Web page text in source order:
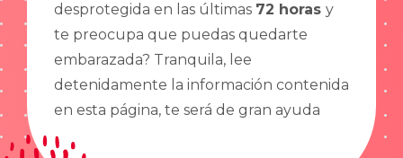
desprotegida en las últimas 72 horas y
te preocupa que puedas quedarte
embarazada? Tranquila, lee
detenidamente la información contenida
en esta página, te será de gran ayuda